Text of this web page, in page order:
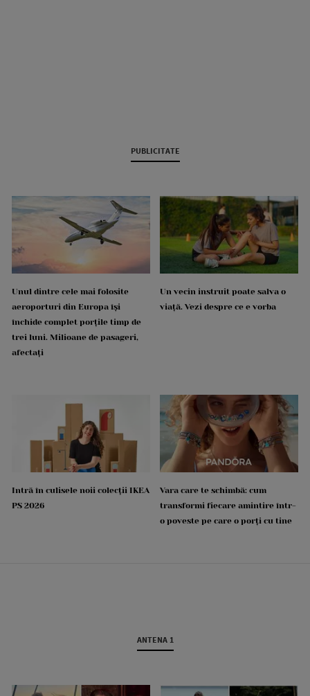
PUBLICITATE
Unul dintre cele mai folosite
aeroporturi din Europa își
închide complet porțile timp de
trei luni. Milioane de pasageri,
afectați
Un vecin instruit poate salva o
viață. Vezi despre ce e vorba
Intră în culisele noii colecții IKEA
PS 2026
Vara care te schimbă: cum
transformi fiecare amintire într-
o poveste pe care o porți cu tine
ANTENA 1